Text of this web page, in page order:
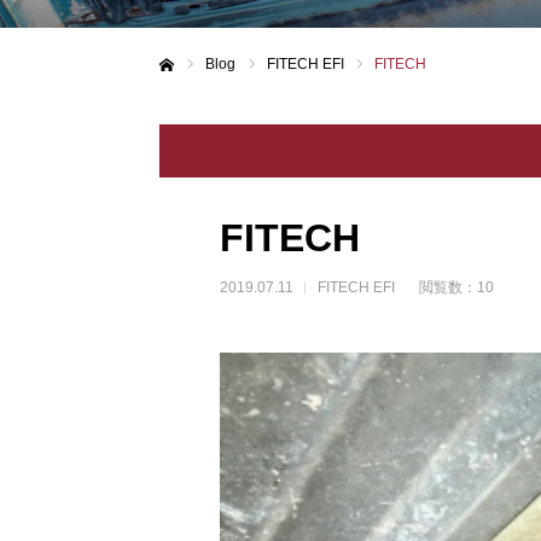
Blog FITECH EFI FITECH
FITECH
2019.07.11 FITECH EFI 閲覧数：10